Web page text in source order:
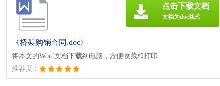
《桥架购销合同.doc》
将本文的Word文档下载到电脑，方便收藏和打印
推荐度：
点击下载文档
文档为doc格式